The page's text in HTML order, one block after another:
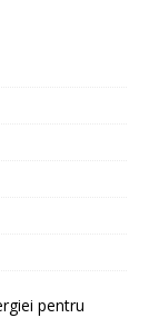
pentru